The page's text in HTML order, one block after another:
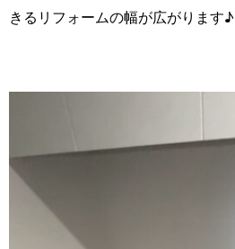
きるリフォームの幅が広がります♪